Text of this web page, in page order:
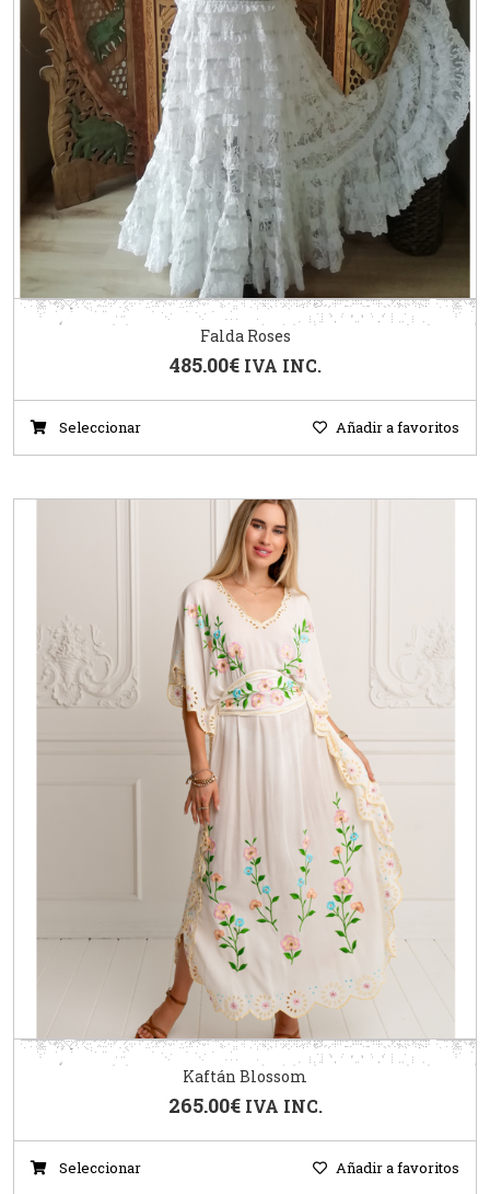
Falda Roses
485.00€ IVA INC.
Seleccionar Añadir a favoritos
Kaftán Blossom
265.00€ IVA INC.
Seleccionar Añadir a favoritos